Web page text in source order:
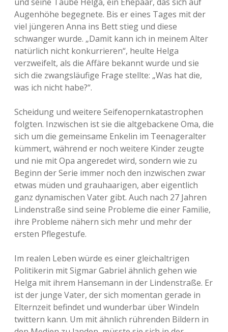
Augenhöhe begegnete. Bis er eines Tages mit der
viel jüngeren Anna ins Bett stieg und diese
schwanger wurde. „Damit kann ich in meinem Alter
natürlich nicht konkurrieren“, heulte Helga
verzweifelt, als die Affäre bekannt wurde und sie
sich die zwangsläufige Frage stellte: „Was hat die,
was ich nicht habe?“.
Scheidung und weitere Seifenopernkatastrophen
folgten. Inzwischen ist sie die altgebackene Oma, die
sich um die gemeinsame Enkelin im Teenageralter
kümmert, während er noch weitere Kinder zeugte
und nie mit Opa angeredet wird, sondern wie zu
Beginn der Serie immer noch den inzwischen zwar
etwas müden und grauhaarigen, aber eigentlich
ganz dynamischen Vater gibt. Auch nach 27 Jahren
Lindenstraße sind seine Probleme die einer Familie,
ihre Probleme nähern sich mehr und mehr der
ersten Pflegestufe.
Im realen Leben würde es einer gleichaltrigen
Politikerin mit Sigmar Gabriel ähnlich gehen wie
Helga mit ihrem Hansemann in der Lindenstraße. Er
ist der junge Vater, der sich momentan gerade in
Elternzeit befindet und wunderbar über Windeln
twittern kann. Um mit ähnlich rührenden Bildern in